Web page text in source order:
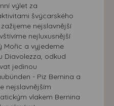
výlet za
švýcarského
nejslavnější
nejluxusnější
Mořic a vyjedeme
Diavolezza, odkud
jedinou
- Piz Bernina a
nejslavnějším
vlakem Bernina